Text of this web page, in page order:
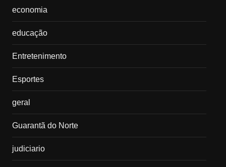
economia
educação
Entretenimento
Esportes
geral
Guarantã do Norte
judiciario